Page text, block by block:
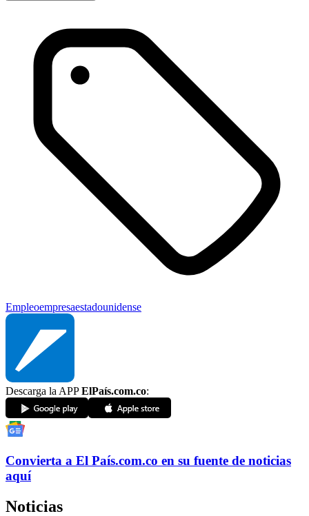
Empleoempresaestadounidense
Descarga la APPElPaís.com.co:
Convierta a El País.com.co en su fuente de noticias
aquí
Noticias